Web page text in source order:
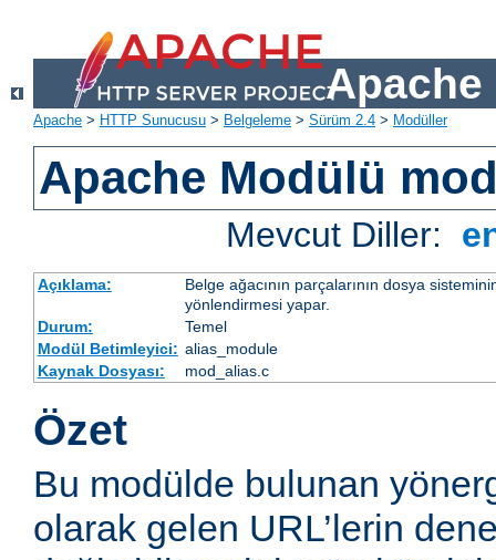
Apache
Apache > HTTP Sunucusu > Belgeleme > Sürüm 2.4 > Modüller
Apache Modülü
Mevcut Diller:
Açıklama:
Belge ağacının parçalarının dosya
yönlendirmesi yapar.
Durum:
Temel
Modül Betimleyici: alias_module
Kaynak Dosyası:
mod_alias.c
Özet
Bu modülde bulunan
olarak gelen URL’lerin